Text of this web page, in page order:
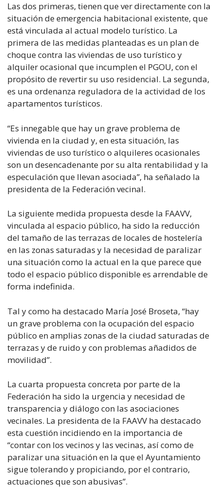
Las dos primeras, tienen que ver directamente con la
situación de emergencia habitacional existente, que
está vinculada al actual modelo turístico. La
primera de las medidas planteadas es un plan de
choque contra las viviendas de uso turístico y
alquiler ocasional que incumplen el PGOU, con el
propósito de revertir su uso residencial. La segunda,
es una ordenanza reguladora de la actividad de los
apartamentos turísticos.
“Es innegable que hay un grave problema de
vivienda en la ciudad y, en esta situación, las
viviendas de uso turístico o alquileres ocasionales
son un desencadenante por su alta rentabilidad y la
especulación que llevan asociada”, ha señalado la
presidenta de la Federación vecinal.
La siguiente medida propuesta desde la FAAVV,
vinculada al espacio público, ha sido la reducción
del tamaño de las terrazas de locales de hostelería
en las zonas saturadas y la necesidad de paralizar
una situación como la actual en la que parece que
todo el espacio público disponible es arrendable de
forma indefinida.
Tal y como ha destacado María José Broseta, “hay
un grave problema con la ocupación del espacio
público en amplias zonas de la ciudad saturadas de
terrazas y de ruido y con problemas añadidos de
movilidad”.
La cuarta propuesta concreta por parte de la
Federación ha sido la urgencia y necesidad de
transparencia y diálogo con las asociaciones
vecinales. La presidenta de la FAAVV ha destacado
esta cuestión incidiendo en la importancia de
“contar con los vecinos y las vecinas, así como de
paralizar una situación en la que el Ayuntamiento
sigue tolerando y propiciando, por el contrario,
actuaciones que son abusivas”.